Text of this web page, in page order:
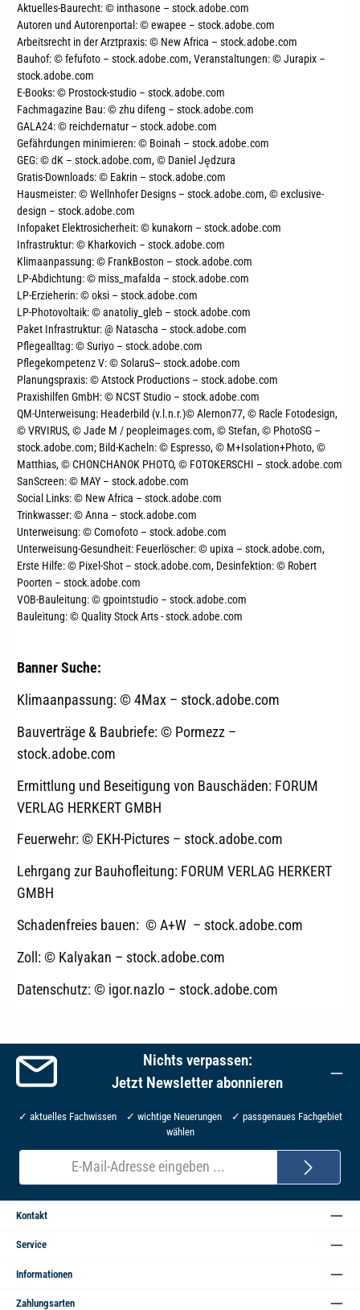
Aktuelles-Baurecht: © inthasone – stock.adobe.com
Autoren und Autorenportal: © ewapee – stock.adobe.com
Arbeitsrecht in der Arztpraxis:© New Africa – stock.adobe.com
Bauhof: © fefufoto – stock.adobe.com, Veranstaltungen: © Jurapix –
stock.adobe.com
E-Books: © Prostock-studio – stock.adobe.com
Fachmagazine Bau: © zhu difeng – stock.adobe.com
GALA24: © reichdernatur – stock.adobe.com
Gefährdungen minimieren: © Boinah – stock.adobe.com
GEG: © dK – stock.adobe.com, © Daniel Jędzura
Gratis-Downloads: © Eakrin – stock.adobe.com
Hausmeister: © Wellnhofer Designs – stock.adobe.com, © exclusive-
design – stock.adobe.com
Infopaket Elektrosicherheit: © kunakorn – stock.adobe.com
Infrastruktur: © Kharkovich – stock.adobe.com
Klimaanpassung: © FrankBoston – stock.adobe.com
LP-Abdichtung: © miss_mafalda – stock.adobe.com
LP-Erzieherin: © oksi – stock.adobe.com
LP-Photovoltaik: © anatoliy_gleb – stock.adobe.com
Paket Infrastruktur: @ Natascha – stock.adobe.com
Pflegealltag: © Suriyo – stock.adobe.com
Pflegekompetenz V:© SolaruS– stock.adobe.com
Planungspraxis: © Atstock Productions – stock.adobe.com
Praxishilfen GmbH: © NCST Studio – stock.adobe.com
QM-Unterweisung: Headerbild (v.l.n.r.)© Alernon77, © Racle Fotodesign,
© VRVIRUS, © Jade M / peopleimages.com, © Stefan, © PhotoSG –
stock.adobe.com; Bild-Kacheln: © Espresso, © M+Isolation+Photo, ©
Matthias, © CHONCHANOK PHOTO, © FOTOKERSCHI – stock.adobe.com
SanScreen: © MAY – stock.adobe.com
Social Links: © New Africa – stock.adobe.com
Trinkwasser: © Anna – stock.adobe.com
Unterweisung: © Comofoto – stock.adobe.com
Unterweisung-Gesundheit: Feuerlöscher: © upixa – stock.adobe.com,
Erste Hilfe: © Pixel-Shot – stock.adobe.com, Desinfektion: © Robert
Poorten – stock.adobe.com
VOB-Bauleitung: © gpointstudio – stock.adobe.com
Bauleitung:© Quality Stock Arts - stock.adobe.com
Banner Suche:
Klimaanpassung: © 4Max – stock.adobe.com
Bauverträge & Baubriefe: © Pormezz –
stock.adobe.com
Ermittlung und Beseitigung von Bauschäden: FORUM
VERLAG HERKERT GMBH
Feuerwehr: © EKH-Pictures – stock.adobe.com
Lehrgang zur Bauhofleitung: FORUM VERLAG HERKERT
GMBH
Schadenfreies bauen: © A+W – stock.adobe.com
Zoll: © Kalyakan – stock.adobe.com
Datenschutz: © igor.nazlo – stock.adobe.com
Nichts verpassen:
Jetzt Newsletter abonnieren
✓ aktuelles Fachwissen ✓ wichtige Neuerungen ✓ passgenaues Fachgebiet
wählen
E-
Mail-
Adresse*
Kontakt
Service
Informationen
Zahlungsarten